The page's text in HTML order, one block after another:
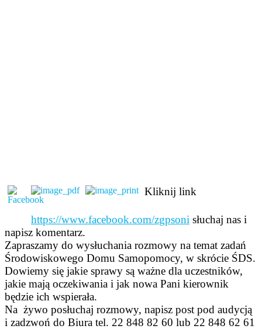
Kliknij link
https://www.facebook.com/zgpsoni słuchaj nas i
napisz komentarz.
Zapraszamy do wysłuchania rozmowy na temat zadań
Środowiskowego Domu Samopomocy, w skrócie ŚDS.
Dowiemy się jakie sprawy są ważne dla uczestników,
jakie mają oczekiwania i jak nowa Pani kierownik
będzie ich wspierała.
Na żywo posłuchaj rozmowy, napisz post pod audycją
i zadzwoń do Biura tel. 22 848 82 60 lub 22 848 62 61